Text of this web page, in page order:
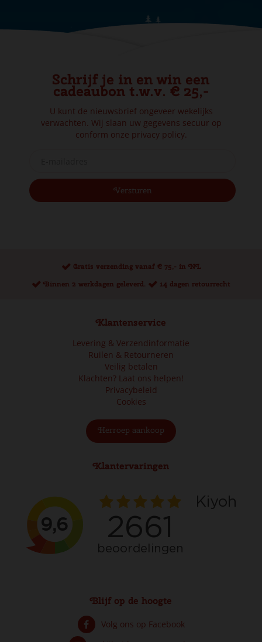
Schrijf je in en win een
cadeaubon t.w.v. € 25,-
U kunt de nieuwsbrief ongeveer wekelijks
verwachten. Wij slaan uw gegevens secuur op
conform onze privacy policy.
Gratis verzending vanaf € 75,- in NL
Binnen 2 werkdagen geleverd.
14 dagen retourrecht
Klantenservice
Levering & Verzendinformatie
Ruilen & Retourneren
Veilig betalen
Klachten? Laat ons helpen!
Privacybeleid
Cookies
Herroep aankoop
Klantervaringen
Blijf op de hoogte
Volg ons op Facebook